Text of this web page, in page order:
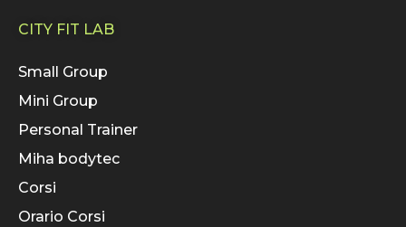
CITY FIT LAB
Small Group
Mini Group
Personal Trainer
Miha bodytec
Corsi
Orario Corsi